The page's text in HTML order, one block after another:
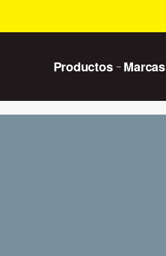
Productos Marcas